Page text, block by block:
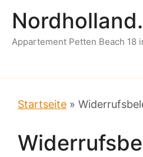
Inhalt
springen
Appartement Petten Beach 18
Startseite »